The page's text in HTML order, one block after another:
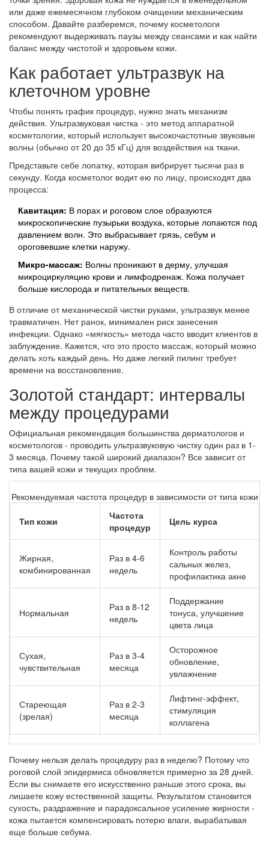
или даже ежемесячном глубоком очищении механическим
способом. Давайте разберемся, почему косметологи
рекомендуют выдерживать паузы между сеансами и как найти
баланс между чистотой и здоровьем кожи.
Как работает ультразвук на
клеточном уровне
Чтобы понять график процедур, нужно знать механизм
действия. Ультразвуковая чистка - это метод аппаратной
косметологии, который использует высокочастотные звуковые
волны (обычно от 20 до 35 кГц) для воздействия на ткани.
Представьте себе лопатку, которая вибрирует тысячи раз в
секунду. Когда косметолог водит ею по лицу, происходят два
процесса:
Кавитация: В порах и роговом слое образуются
микроскопические пузырьки воздуха, которые лопаются под
давлением волн. Это выбрасывает грязь, себум и
ороговевшие клетки наружу.
Микро-массаж: Волны проникают в дерму, улучшая
микроциркуляцию крови и лимфодренаж. Кожа получает
больше кислорода и питательных веществ.
В отличие от механической чистки руками, ультразвук менее
травматичен. Нет ранок, минимален риск занесения
инфекции. Однако «мягкость» метода часто вводит клиентов в
заблуждение. Кажется, что это просто массаж, который можно
делать хоть каждый день. Но даже легкий пилинг требует
времени на восстановление.
Золотой стандарт: интервалы
между процедурами
Официальная рекомендация большинства дерматологов и
косметологов - проводить ультразвуковую чистку один раз в 1-
3 месяца. Почему такой широкий диапазон? Все зависит от
типа вашей кожи и текущих проблем.
Рекомендуемая частота процедур в зависимости от типа кожи
Тип кожи
Частота
процедур
Цель курса
Жирная,
комбинированная
Раз в 4-6
недель
Контроль работы
сальных желез,
профилактика акне
Нормальная
Раз в 8-12
недель
Поддержание
тонуса, улучшение
цвета лица
Сухая,
чувствительная
Раз в 3-4
месяца
Осторожное
обновление,
увлажнение
Стареющая
(зрелая)
Раз в 2-3
месяца
Лифтинг-эффект,
стимуляция
коллагена
Почему нельзя делать процедуру раз в неделю? Потому что
роговой слой эпидермиса обновляется примерно за 28 дней.
Если вы снимаете его искусственно раньше этого срока, вы
лишаете кожу естественной защиты. Результатом становится
сухость, раздражение и парадоксальное усиление жирности -
кожа пытается компенсировать потерю влаги, вырабатывая
еще больше себума.